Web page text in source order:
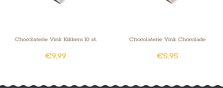
Chocolaterie Vink Kikkers 10 st.
advocaatvulling
€9,99
Chocolaterie Vink Chocolade
dolfijntjes
€5,95